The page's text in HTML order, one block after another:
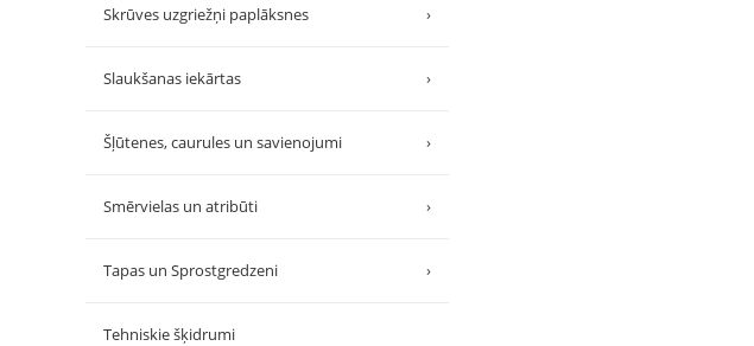
Skrūves uzgriežņi paplāksnes ›
Slaukšanas iekārtas ›
Šļūtenes, caurules un savienojumi ›
Smērvielas un atribūti ›
Tapas un Sprostgredzeni ›
Tehniskie šķidrumi